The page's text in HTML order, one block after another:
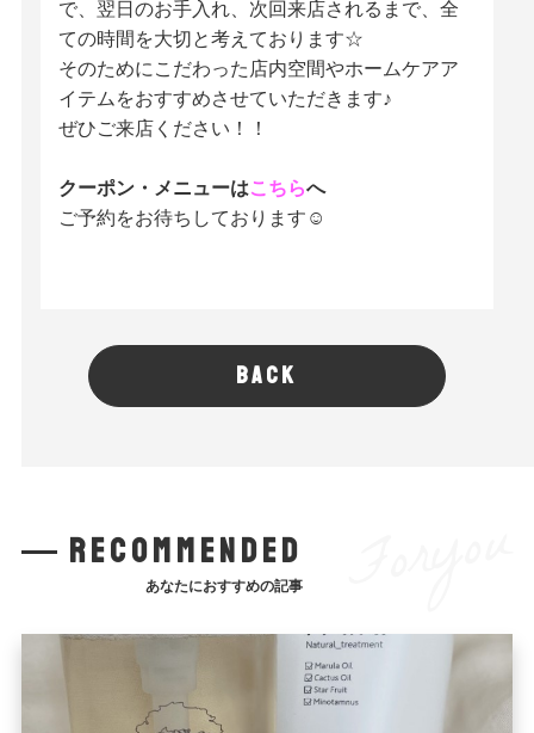
で、翌日のお手入れ、次回来店されるまで、全
ての時間を大切と考えております☆
そのためにこだわった店内空間やホームケアア
イテムをおすすめさせていただきます♪
ぜひご来店ください！！
クーポン・メニューはこちらへ
ご予約をお待ちしております☺
BACK
recommended
あなたにおすすめの記事